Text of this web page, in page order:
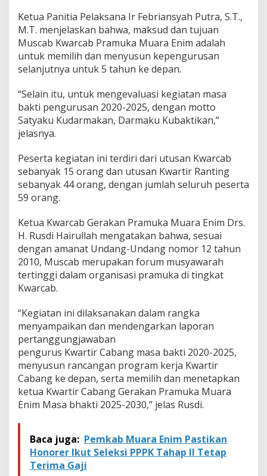
a
c
a
b
P
m
u
k
u
a
r
a
i
m
P
e
r
i
o
2
0
-
2
0
3
0
Ketua Panitia Pelaksana Ir Febriansyah Putra, S.T.,
M.T. menjelaskan bahwa, maksud dan tujuan
Muscab Kwarcab Pramuka Muara Enim adalah
untuk memilih dan menyusun kepengurusan
selanjutnya untuk 5 tahun ke depan.
“Selain itu, untuk mengevaluasi kegiatan masa
bakti pengurusan 2020-2025, dengan motto
Satyaku Kudarmakan, Darmaku Kubaktikan,”
jelasnya.
Peserta kegiatan ini terdiri dari utusan Kwarcab
sebanyak 15 orang dan utusan Kwartir Ranting
sebanyak 44 orang, dengan jumlah seluruh peserta
59 orang.
Ketua Kwarcab Gerakan Pramuka Muara Enim Drs.
H. Rusdi Hairullah mengatakan bahwa, sesuai
dengan amanat Undang-Undang nomor 12 tahun
2010, Muscab merupakan forum musyawarah
tertinggi dalam organisasi pramuka di tingkat
Kwarcab.
“Kegiatan ini dilaksanakan dalam rangka
menyampaikan dan mendengarkan laporan
pertanggungjawaban
pengurus Kwartir Cabang masa bakti 2020-2025,
menyusun rancangan program kerja Kwartir
Cabang ke depan, serta memilih dan menetapkan
ketua Kwartir Cabang Gerakan Pramuka Muara
Enim Masa bhakti 2025-2030,” jelas Rusdi.
Baca juga: Pemkab Muara Enim Pastikan
Honorer Ikut Seleksi PPPK Tahap II Tetap
Terima Gaji